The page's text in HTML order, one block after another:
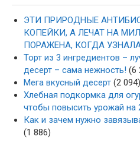
ЭТИ ПРИРОДНЫЕ
КОПЕЙКИ, А ЛЕЧАТ НА
ПОРАЖЕНА, КОГДА
Торт из 3 ингредиентов –
десерт – сама нежность! (6
Мега вкусный десерт (2 094)
Хлебная подкормка для
чтобы повысить урожай на
Как и зачем нужно
(1 886)